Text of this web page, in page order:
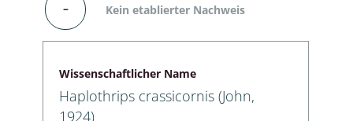
– Kein etablierter Nachweis
Wissenschaftlicher Name
Haplothrips crassicornis (John,
1924)